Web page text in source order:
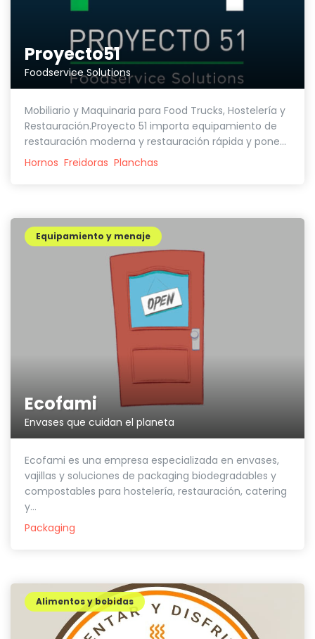
Proyecto51
Foodservice Solutions
Mobiliario y Maquinaria para Food Trucks, Hostelería y
Restauración.Proyecto 51 importa equipamiento de
restauración moderna y restauración rápida y pone...
Hornos Freidoras Planchas
Ecofami
Envases que cuidan el planeta
Equipamiento y menaje
Ecofami es una empresa especializada en envases,
vajillas y soluciones de packaging biodegradables y
compostables para hostelería, restauración, catering
y...
Packaging
Alimentos y bebidas